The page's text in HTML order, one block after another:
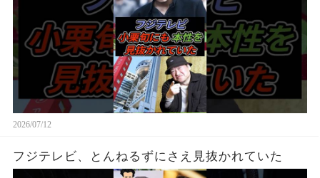
2026/07/12
フジテレビ、とんねるずにさえ見抜かれていた